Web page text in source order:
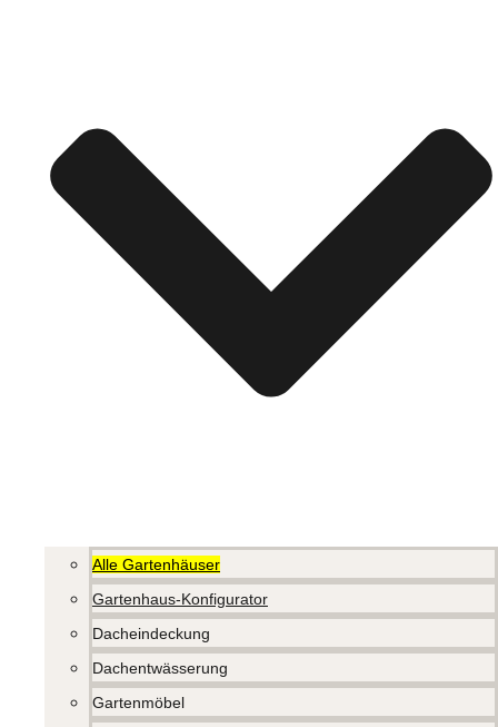
Alle Gartenhäuser
Gartenhaus-Konfigurator
Dacheindeckung
Dachentwässerung
Gartenmöbel